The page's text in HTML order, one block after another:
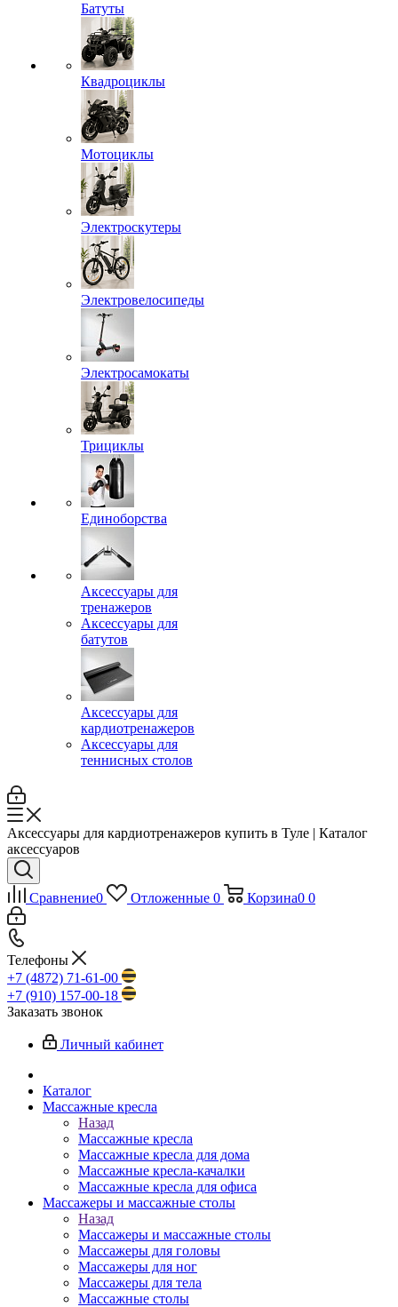
Батуты
Квадроциклы
Мотоциклы
Электроскутеры
Электровелосипеды
Электросамокаты
Трициклы
Единоборства
Аксессуары для
тренажеров
Аксессуары для
батутов
Аксессуары для
кардиотренажеров
Аксессуары для
теннисных столов
Аксессуары для кардиотренажеров купить в Туле | Каталог
аксессуаров
Сравнение0 Отложенные 0 Корзина0 0
Телефоны
+7 (4872) 71-61-00
+7 (910) 157-00-18
Заказать звонок
Личный кабинет
Каталог
Массажные кресла
Назад
Массажные кресла
Массажные кресла для дома
Массажные кресла-качалки
Массажные кресла для офиса
Массажеры и массажные столы
Назад
Массажеры и массажные столы
Массажеры для головы
Массажеры для ног
Массажеры для тела
Массажные столы